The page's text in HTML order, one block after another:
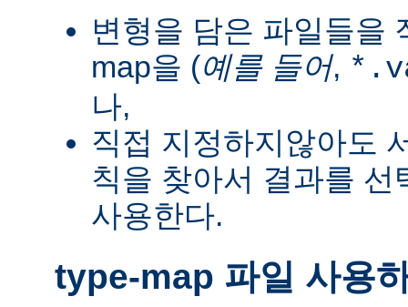
변형을 담은 파일들을
map을 (예를 들어,
나,
직접 지정하지않아도
칙을 찾아서 결과를
사용한다.
type-map 파일 사용